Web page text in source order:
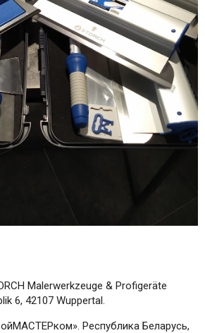
Malerwerkzeuge & Profigeräte
6, 42107 Wuppertal.
Республика Беларусь,